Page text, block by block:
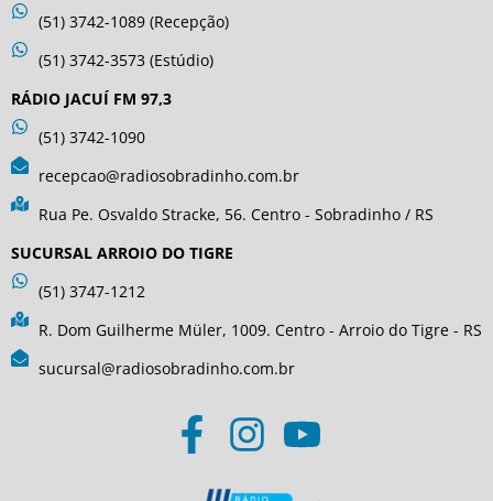
(51) 3742-1089 (Recepção)
(51) 3742-3573 (Estúdio)
RÁDIO JACUÍ FM 97,3
(51) 3742-1090
recepcao@radiosobradinho.com.br
Rua Pe. Osvaldo Stracke, 56. Centro - Sobradinho / RS
SUCURSAL ARROIO DO TIGRE
(51) 3747-1212
R. Dom Guilherme Müler, 1009. Centro - Arroio do Tigre - RS
sucursal@radiosobradinho.com.br